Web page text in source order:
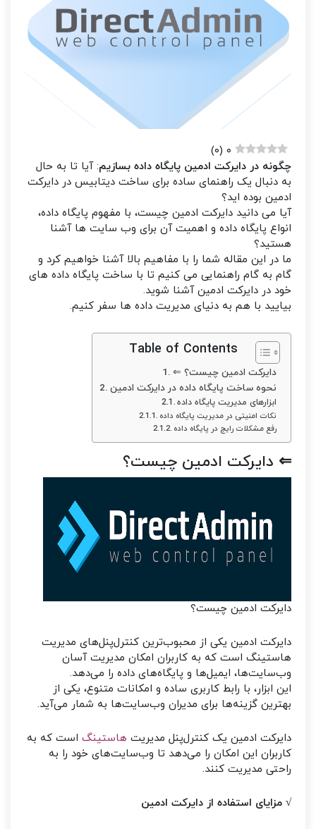
۰ (۰)
چگونه در دایرکت ادمین پایگاه داده بسازیم: آیا تا به حال
به دنبال یک راهنمای ساده برای ساخت دیتابیس در دایرکت
ادمین بوده اید؟
آیا می دانید دایرکت ادمین چیست، با مفهوم پایگاه داده،
انواع پایگاه داده و اهمیت آن برای وب سایت ها آشنا
هستید؟
ما در این مقاله شما را با مفاهیم بالا آشنا خواهیم کرد و
گام به گام راهنمایی می کنیم تا با ساخت پایگاه داده های
خود در دایرکت ادمین آشنا شوید.
بیایید با هم به دنیای مدیریت داده ها سفر کنیم.
Table of Contents
⇐ دایرکت ادمین چیست؟
نحوه ساخت پایگاه داده در دایرکت ادمین
ابزارهای مدیریت پایگاه داده
نکات امنیتی در مدیریت پایگاه داده
رفع مشکلات رایج در پایگاه داده
⇐ دایرکت ادمین چیست؟
دایرکت ادمین چیست؟
دایرکت ادمین یکی از محبوب‌ترین کنترل‌پنل‌های مدیریت
هاستینگ است که به کاربران امکان مدیریت آسان
وب‌سایت‌ها، ایمیل‌ها و پایگاه‌های داده را می‌دهد.
این ابزار، با رابط کاربری ساده و امکانات متنوع، یکی از
بهترین گزینه‌ها برای مدیران وب‌سایت‌ها به شمار می‌آید.
دایرکت ادمین یک کنترل‌پنل مدیریت هاستینگ است که به
کاربران این امکان را می‌دهد تا وب‌سایت‌های خود را به
راحتی مدیریت کنند.
√ مزایای استفاده از دایرکت ادمین